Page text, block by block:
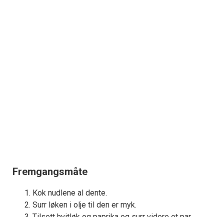
Fremgangsmåte
Kok nudlene al dente.
Surr løken i olje til den er myk.